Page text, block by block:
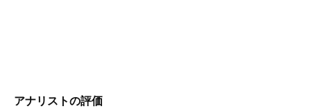
アナリストの評価